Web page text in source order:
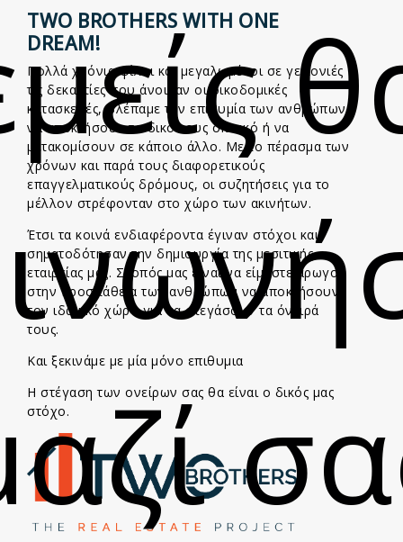
TWO BROTHERS WITH ONE
DREAM!
Πολλά χρόνια φίλοι και μεγαλωμένοι σε γειτονιές
τις δεκαετίες που άνοιγαν οι οικοδομικές
κατασκευές, Βλέπαμε την επιθυμία των ανθρώπων
να αποκτήσουν το δικό τους σπιτικό ή να
μετακομίσουν σε κάποιο άλλο. Με το πέρασμα των
χρόνων και παρά τους διαφορετικούς
επαγγελματικούς δρόμους, οι συζητήσεις για το
μέλλον στρέφονταν στο χώρο των ακινήτων.
Έτσι τα κοινά ενδιαφέροντα έγιναν στόχοι και
σηματοδότησαν την δημιουργία της μεσιτικής
εταιρείας μας. Σκοπός μας είναι να είμαστε αρωγοί
στην προσπάθεια των ανθρώπων να αποκτήσουν
τον ιδανικό χώρο για να στεγάσουν τα όνειρά
τους.
Και ξεκινάμε με μία μόνο επιθυμια
Η στέγαση των ονείρων σας θα είναι ο δικός μας
στόχο.